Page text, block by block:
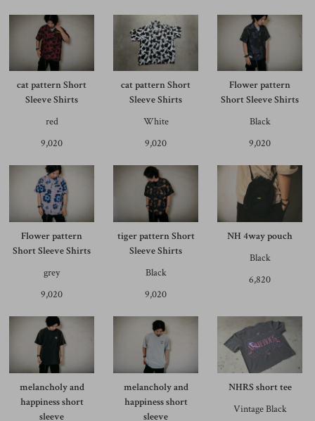
cat pattern Short
Sleeve Shirts
red
9,020
cat pattern Short
Sleeve Shirts
White
9,020
Flower pattern
Short Sleeve Shirts
Black
9,020
Flower pattern
Short Sleeve Shirts
grey
9,020
tiger pattern Short
Sleeve Shirts
Black
9,020
NH 4way pouch
Black
6,820
melancholy and
happiness short
sleeve
melancholy and
happiness short
sleeve
NHRS short tee
Vintage Black